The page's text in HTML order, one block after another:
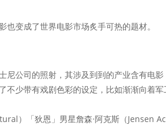
变成了世界电影市场炙手可热的题材。
尼公司的照射，其涉及到到的产业含有电影
不少带有戏剧色彩的设定，比如渐渐向着
）「狄恩」男星詹森·阿克斯（Jensen